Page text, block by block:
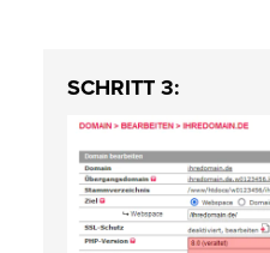
SCHRITT 3: